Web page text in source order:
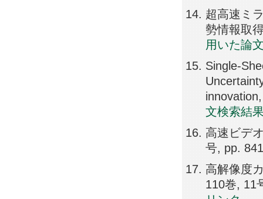
超高速ミ
勢情報取
用いた論
Single-
文検索結
高速ビデ
号, pp.
高解像度
110巻, 11